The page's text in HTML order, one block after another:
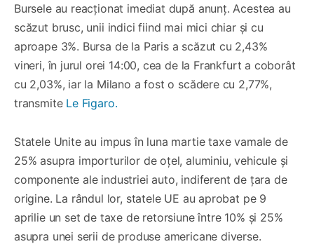
Bursele au reacționat imediat după anunț. Acestea au
scăzut brusc, unii indici fiind mai mici chiar și cu
aproape 3%. Bursa de la Paris a scăzut cu 2,43%
vineri, în jurul orei 14:00, cea de la Frankfurt a coborât
cu 2,03%, iar la Milano a fost o scădere cu 2,77%,
transmiteLe Figaro.
Statele Unite au impus în luna martie taxe vamale de
25% asupra importurilor de oțel, aluminiu, vehicule şi
componente ale industriei auto, indiferent de țara de
origine. La rândul lor, statele UE au aprobat pe 9
aprilie un set de taxe de retorsiune între 10% și 25%
asupra unei serii de produse americane diverse.